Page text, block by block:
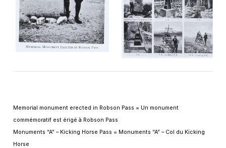
Memorial monument erected in Robson Pass = Un monument
commémoratif est érigé à Robson Pass
Monuments “A” – Kicking Horse Pass = Monuments “A” – Col du Kicking
Horse